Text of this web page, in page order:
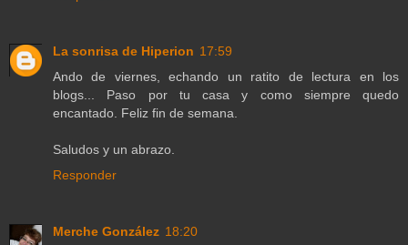
La sonrisa de Hiperion 17:59
Ando de viernes, echando un ratito de lectura en los
blogs... Paso por tu casa y como siempre quedo
encantado. Feliz fin de semana.
Saludos y un abrazo.
Responder
Merche González 18:20